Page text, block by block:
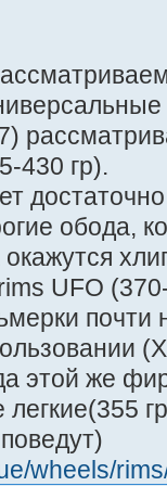
430 гр).
обода,
UFO
почти
этой же
wheels/